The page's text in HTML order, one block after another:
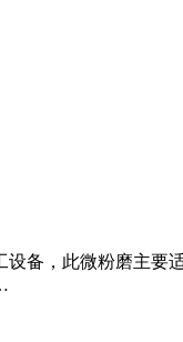
备，此微粉磨主要